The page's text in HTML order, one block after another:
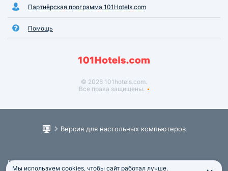
Партнёрская программа 101Hotels.com
Помощь
© 2026 101hotels.com.
Все права защищены.
Версия для настольных компьютеров
Пользовательское соглашение
Мы используем cookies, чтобы сайт работал лучше.